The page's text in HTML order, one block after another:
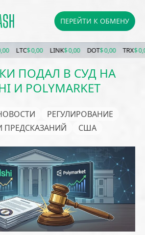
ПЕРЕЙТИ К ОБМЕНУ
LTC $ 0,00 LINK $ 0,00 DOT $ 0,00 TRX $ 0,00
ПОДАЛ В СУД НА
И POLYMARKET
РЕГУЛИРОВАНИЕ
ПРЕДСКАЗАНИЙ
США